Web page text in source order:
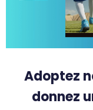
Adoptez
donnez